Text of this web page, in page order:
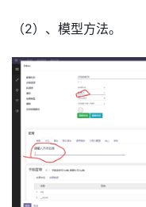
（2）、模型方法。